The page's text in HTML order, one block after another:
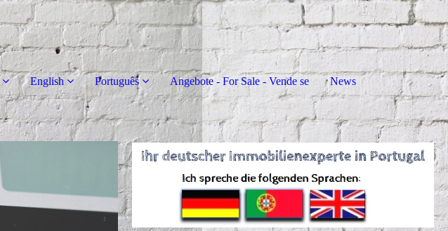
English Português Angebote - For Sale - Vende se News